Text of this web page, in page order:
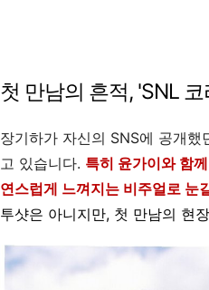
첫 만남의 흔적, 'SNL
장기하가 자신의 SNS에 공개
고 있습니다. 특히 윤가이와 함
연스럽게 느껴지는 비주얼로 눈
투샷은 아니지만, 첫 만남의 현